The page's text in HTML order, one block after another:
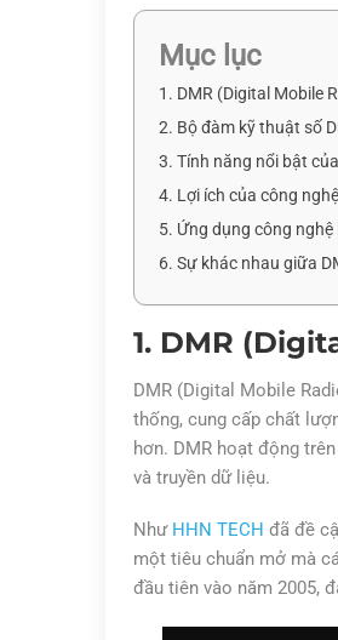
Mục lục
1. DMR (Digital Mobile
2. Bộ đàm kỹ thuật số
3. Tính năng nổi bật
4. Lợi ích của công
5. Ứng dụng công
6. Sự khác nhau giữa
1. DMR
DMR (Digital Mobile
thống, cung cấp chất
hơn. DMR hoạt động
và truyền dữ liệu.
Như HHN TECH đã đề
một tiêu chuẩn mở mà
đầu tiên vào năm 2005,